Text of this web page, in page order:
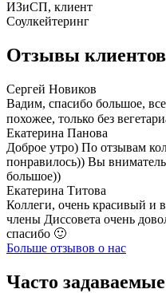
Отзывы клиентов
Сергей Новиков
Вадим, спасибо большое,
похожее, только без
Екатерина Панова
Доброе утро) По отзывам
понравилось)) Вы
большое))
Екатерина Титова
Коллеги, очень красивый и
члены Диссовета очень
спасибо 🙂
Больше отзывов о нас
Часто